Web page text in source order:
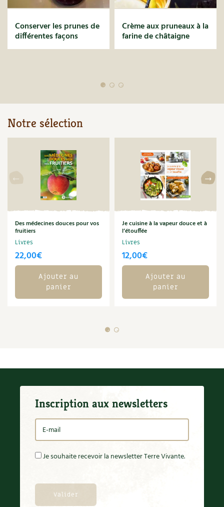
Conserver les prunes de
différentes façons
Crème aux pruneaux à la
farine de châtaigne
Notre sélection
Des médecines douces pour vos
fruitiers
Livres
22,00€
Ajouter au
panier
Je cuisine à la vapeur douce et à
l’étouffée
Livres
12,00€
Ajouter au
panier
Inscription aux newsletters
Je souhaite recevoir la newsletter Terre Vivante.